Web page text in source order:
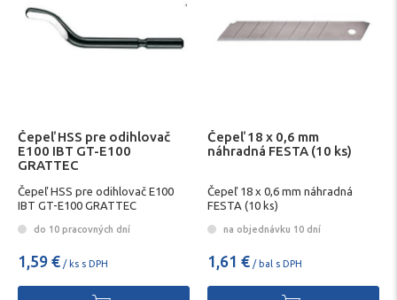
Čepeľ HSS pre odihlovač
E100 IBT GT-E100
GRATTEC
Čepeľ HSS pre odihlovač E100
IBT GT-E100 GRATTEC
do 10 pracovných dní
1,59 € / ks s DPH
Čepeľ 18 x 0,6 mm
náhradná FESTA (10 ks)
Čepeľ 18 x 0,6 mm náhradná
FESTA (10 ks)
na objednávku 10 dní
1,61 € / bal s DPH